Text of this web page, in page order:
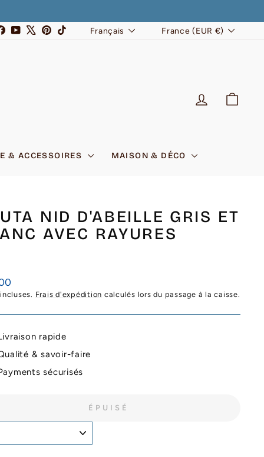
FacebookYouTubePinterest
TikTok LANGUE
Français DEVISE
France (EUR €)
SE
& ACCESSOIRES MAISON & DÉCO
NID D'ABEILLE GRIS ET
AVEC RAYURES
Frais d'expédition calculés lors du passage à la caisse.
rapide
& savoir-faire
sécurisés
ÉPUISÉ